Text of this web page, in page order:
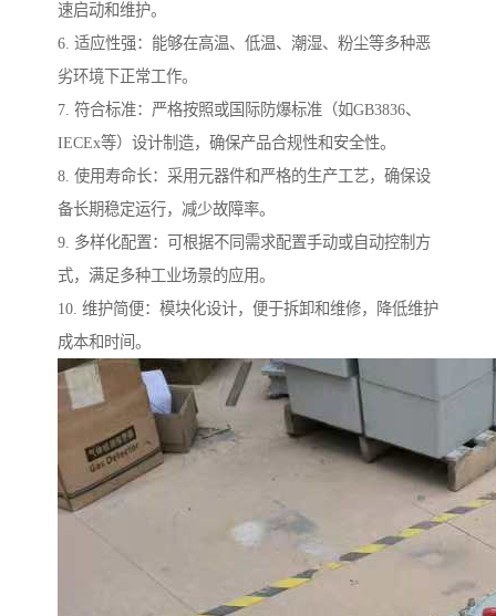
速启动和维护。
6. 适应性强：能够在高温、低温、潮湿、粉尘等多种恶
劣环境下正常工作。
7. 符合标准：严格按照或国际防爆标准（如GB3836、
IECEx等）设计制造，确保产品合规性和安全性。
8. 使用寿命长：采用元器件和严格的生产工艺，确保设
备长期稳定运行，减少故障率。
9. 多样化配置：可根据不同需求配置手动或自动控制方
式，满足多种工业场景的应用。
10. 维护简便：模块化设计，便于拆卸和维修，降低维护
成本和时间。